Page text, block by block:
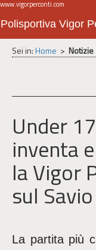
www.vigorperconti.com
Polisportiva Vigor
Sei in:Home > Notizie
Under
inventa
la Vigor
sul Savio
La partita più